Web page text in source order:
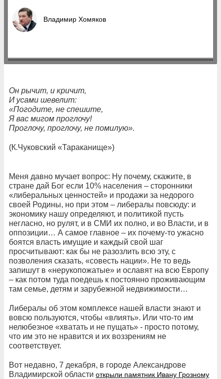
Владимир Хомяков
Он рычит, и кричит,
И усами шевелит:
«Погодите, не спешите,
Я вас мигом проглочу!
Проглочу, проглочу, не помилую».
(К.Чуковский «Тараканище»)
Меня давно мучает вопрос: Ну почему, скажите, в
стране дай Бог если 10% населения – сторонники
«либеральных ценностей» и продажи за недорого
своей Родины, но при этом – либералы повсюду: и
экономику нашу определяют, и политикой пусть
негласно, но рулят, и в СМИ их полно, и во Власти, и в
оппозиции… А самое главное – их почему-то ужасно
боятся власть имущие и каждый свой шаг
просчитывают: как бы не разозлить всю эту, с
позволения сказать, «совесть нации». Не то ведь
запишут в «нерукопожатые» и ославят на всю Европу
– как потом туда поедешь к постоянно проживающим
там семье, детям и зарубежной недвижимости…
Либералы об этом комплексе нашей власти знают и
вовсю пользуются, чтобы «влиять». Или что-то им
нелюбезное «хватать и не пущать» - просто потому,
что им это не нравится и их воззрениям не
соответствует.
Вот недавно, 7 декабря, в городе Александрове
Владимирской области открыли памятник Ивану Грозному